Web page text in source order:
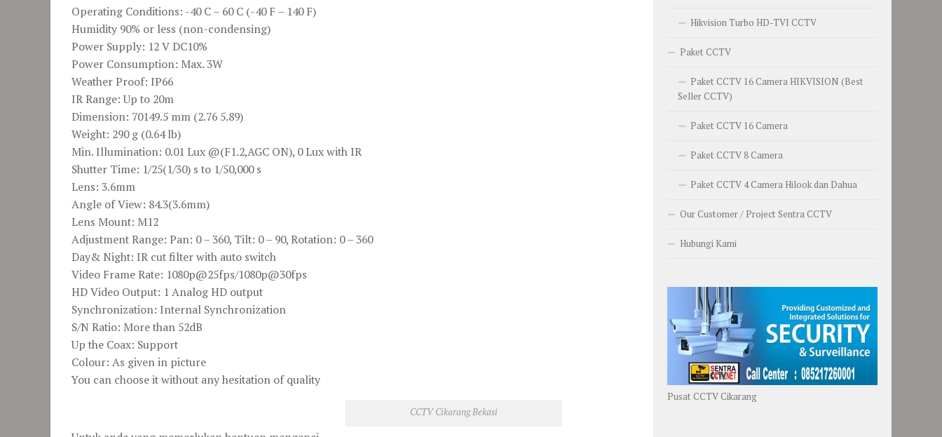
Operating Conditions: -40 C – 60 C (-40 F – 140 F)
Humidity 90% or less (non-condensing)
Power Supply: 12 V DC10%
Power Consumption: Max. 3W
Weather Proof: IP66
IR Range: Up to 20m
Dimension: 70149.5 mm (2.76 5.89)
Weight: 290 g (0.64 lb)
Min. Illumination: 0.01 Lux @(F1.2,AGC ON), 0 Lux with IR
Shutter Time: 1/25(1/30) s to 1/50,000 s
Lens: 3.6mm
Angle of View: 84.3(3.6mm)
Lens Mount: M12
Adjustment Range: Pan: 0 – 360, Tilt: 0 – 90, Rotation: 0 – 360
Day& Night: IR cut filter with auto switch
Video Frame Rate: 1080p@25fps/1080p@30fps
HD Video Output: 1 Analog HD output
Synchronization: Internal Synchronization
S/N Ratio: More than 52dB
Up the Coax: Support
Colour: As given in picture
You can choose it without any hesitation of quality
CCTV Cikarang Bekasi
Hikvision Turbo HD-TVI CCTV
Paket CCTV
Paket CCTV 16 Camera HIKVISION (Best
Seller CCTV)
Paket CCTV 16 Camera
Paket CCTV 8 Camera
Paket CCTV 4 Camera Hilook dan Dahua
Our Customer / Project Sentra CCTV
Hubungi Kami
Pusat CCTV Cikarang